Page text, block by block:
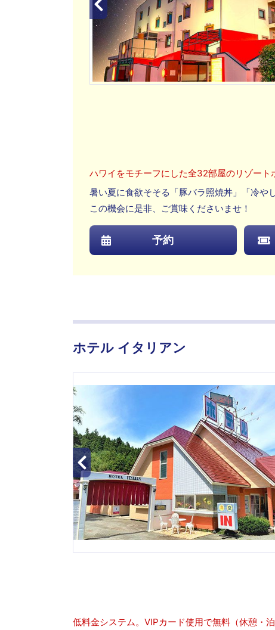
ハワイをモチーフにした全32部屋のリゾート
暑い夏に食欲そそる「豚バラ照焼丼」「冷や
この機会に是非、ご賞味くださいませ！
予約
ホテル イタリアン
低料金システム。VIPカード使用で無料（休憩・泊